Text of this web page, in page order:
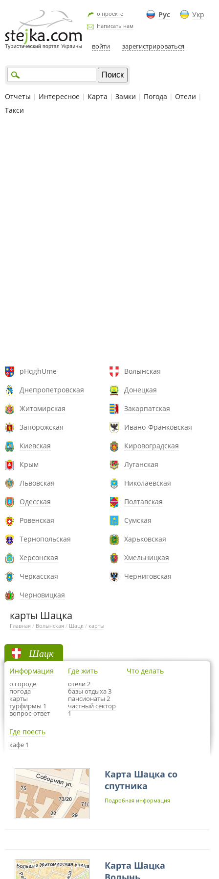
Рус Укр
о проекте
Написать нам
войти зарегистрироваться
Отчеты | Интересное | Карта | Замки | Погода | Отели |
Такси
pHqghUme
Волынская
Днепропетровская
Донецкая
Житомирская
Закарпатская
Запорожская
Ивано-Франковская
Киевская
Кировоградская
Крым
Луганская
Львовская
Николаевская
Одесская
Полтавская
Ровенская
Сумская
Тернопольская
Харьковская
Херсонская
Хмельницкая
Черкасская
Черниговская
Черновицкая
карты Шацка
Главная / Волынская / Шацк / карты
Шацк
Информация
о городе
погода
карты
турфирмы 1
вопрос-ответ
Где жить
отели 2
базы отдыха 3
пансионаты 2
частный сектор
1
Что делать
Где поесть
кафе 1
Карта Шацка со
спутника
Подробная информация
Карта Шацка